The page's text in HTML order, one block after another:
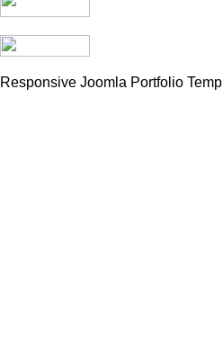
Responsive Joomla Portfolio